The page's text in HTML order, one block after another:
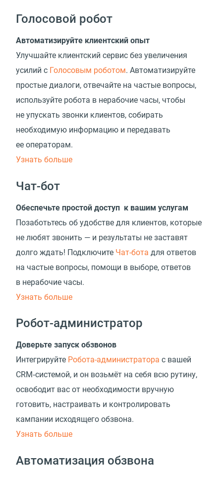
Голосовой робот
Автоматизируйте клиентский опыт
Улучшайте клиентский сервис без увеличения
усилий с Голосовым роботом. Автоматизируйте
простые диалоги, отвечайте на частые вопросы,
используйте робота в нерабочие часы, чтобы
не упускать звонки клиентов, собирать
необходимую информацию и передавать
ее операторам.
Узнать больше
Чат-бот
Обеспечьте простой доступ к вашим услугам
Позаботьтесь об удобстве для клиентов, которые
не любят звонить — и результаты не заставят
долго ждать! Подключите Чат-бота для ответов
на частые вопросы, помощи в выборе, ответов
в нерабочие часы.
Узнать больше
Робот-администратор
Доверьте запуск обзвонов
Интегрируйте Робота-администратора с вашей
CRM‑системой, и он возьмёт на себя всю рутину,
освободит вас от необходимости вручную
готовить, настраивать и контролировать
кампании исходящего обзвона.
Узнать больше
Автоматизация обзвона